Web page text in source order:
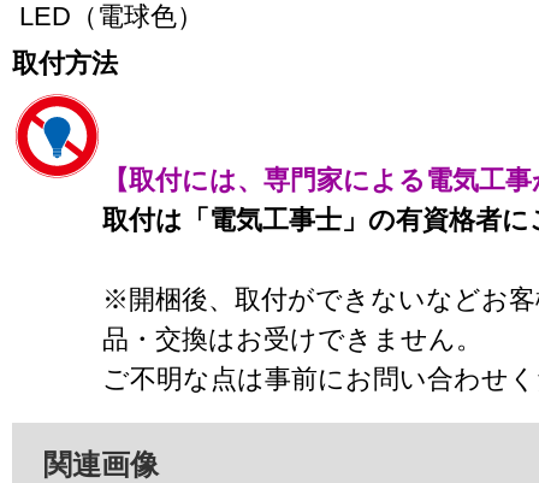
LED（電球色）
取付方法
【取付には、専門家による電気工
取付は「電気工事士」の有資格者
※開梱後、取付ができないなどお
品・交換はお受けできません。
ご不明な点は事前にお問い合わせ
関連画像